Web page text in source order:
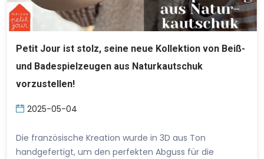
Petit Jour ist stolz, seine neue Kollektion von Beiß-
und Badespielzeugen aus Naturkautschuk
vorzustellen!
2025-05-04
Die französische Kreation wurde in 3D aus Ton
handgefertigt, um den perfekten Abguss für die